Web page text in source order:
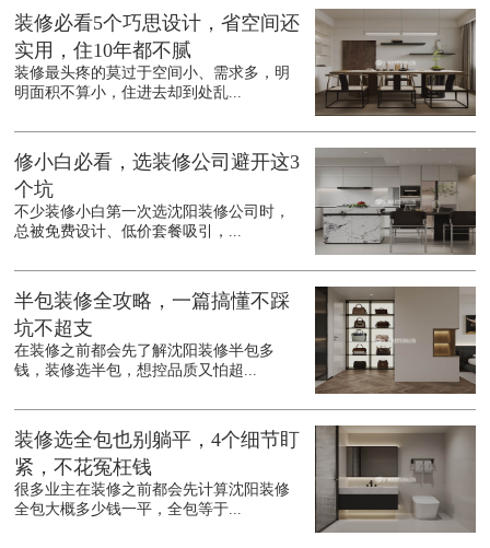
装修必看5个巧思设计，省空间还
实用，住10年都不腻
装修最头疼的莫过于空间小、需求多，明
明面积不算小，住进去却到处乱...
修小白必看，选装修公司避开这3
个坑
不少装修小白第一次选沈阳装修公司时，
总被免费设计、低价套餐吸引，...
半包装修全攻略，一篇搞懂不踩
坑不超支
在装修之前都会先了解沈阳装修半包多
钱，装修选半包，想控品质又怕超...
装修选全包也别躺平，4个细节盯
紧，不花冤枉钱
很多业主在装修之前都会先计算沈阳装修
全包大概多少钱一平，全包等于...